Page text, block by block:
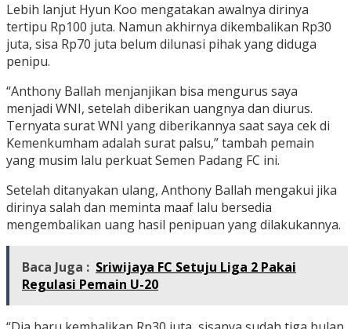
Lebih lanjut Hyun Koo mengatakan awalnya dirinya
tertipu Rp100 juta. Namun akhirnya dikembalikan Rp30
juta, sisa Rp70 juta belum dilunasi pihak yang diduga
penipu.
“Anthony Ballah menjanjikan bisa mengurus saya
menjadi WNI, setelah diberikan uangnya dan diurus.
Ternyata surat WNI yang diberikannya saat saya cek di
Kemenkumham adalah surat palsu,” tambah pemain
yang musim lalu perkuat Semen Padang FC ini.
Setelah ditanyakan ulang, Anthony Ballah mengakui jika
dirinya salah dan meminta maaf lalu bersedia
mengembalikan uang hasil penipuan yang dilakukannya.
Baca Juga : Sriwijaya FC Setuju Liga 2 Pakai
Regulasi Pemain U-20